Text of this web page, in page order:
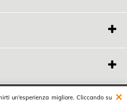
un'esperienza migliore. Cliccando su